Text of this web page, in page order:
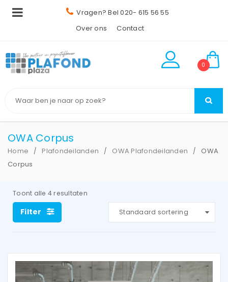
Vragen? Bel 020- 615 56 55
Over ons
Contact
0
OWA Corpus
Home / Plafondeilanden / OWA Plafondeilanden /
OWA
Corpus
Toont alle 4 resultaten
Filter Standaard sortering